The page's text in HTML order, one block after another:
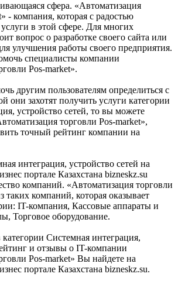
сфера. «Автоматизация
- компания, которая с радостью
услуги в этой сфере. Для многих
вопрос о разработке своего сайта или
улучшения работы своего предприятия.
специалисты компании
Pos-market».
другим пользователям определиться с
они захотят получить услуги категории
устройство сетей, то вы можете
торговли Pos-market»,
точный рейтинг компании на
интеграция, устройство сетей на
портале Казахстана bizneskz.su
компаний. «Автоматизация торговли
таких компаний, которая оказывает
IT-компания, Кассовые аппараты и
Торговое оборудование.
Системная интеграция,
и отзывы о IT-компании
Pos-market» Вы найдете на
портале Казахстана bizneskz.su.